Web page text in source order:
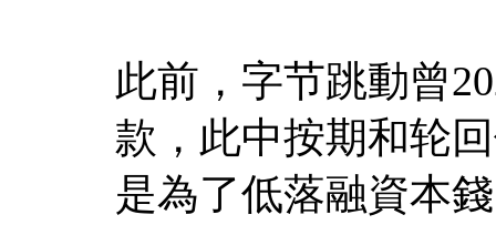
此前，字节跳動曾
款，此中按期和轮
是為了低落融資本